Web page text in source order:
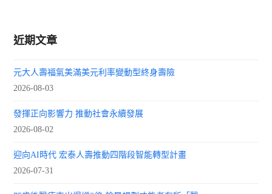
近期文章
元大人壽福氣美滿美元利率變動型終身壽險
2026-08-03
發揮正向影響力 推動社會永續發展
2026-08-02
迎向AI時代 宏泰人壽推動四階段智能轉型計畫
2026-07-31